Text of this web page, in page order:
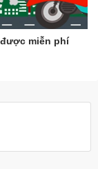
miễn phí